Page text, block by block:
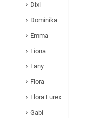
Dixi
Dominika
Emma
Fiona
Fany
Flora
Flora Lurex
Gabi